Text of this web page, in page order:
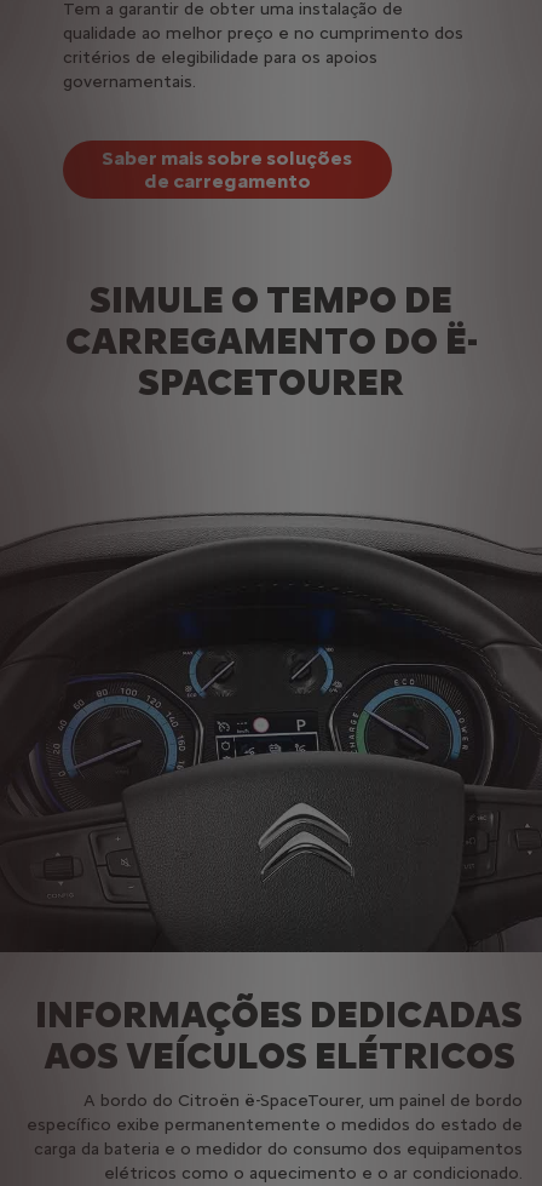
Tem a garantir de obter uma instalação de
qualidade ao melhor preço e no cumprimento dos
critérios de elegibilidade para os apoios
governamentais.
Saber mais sobre soluções
de carregamento
SIMULE O TEMPO DE
CARREGAMENTO DO Ë-
SPACETOURER
INFORMAÇÕES DEDICADAS
AOS VEÍCULOS ELÉTRICOS
A bordo do Citroën ë-SpaceTourer, um painel de bordo
específico exibe permanentemente o medidos do estado de
carga da bateria e o medidor do consumo dos equipamentos
elétricos como o aquecimento e o ar condicionado.